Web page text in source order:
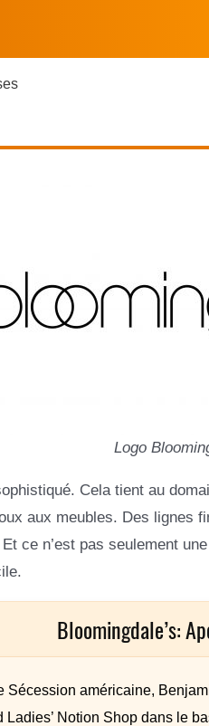
Logo
Cela tient au
aux meubles. Des lignes
ce n’est pas seulement
Bloomingdale’s:
Sécession américaine,
Ladies’ Notion Shop dans le